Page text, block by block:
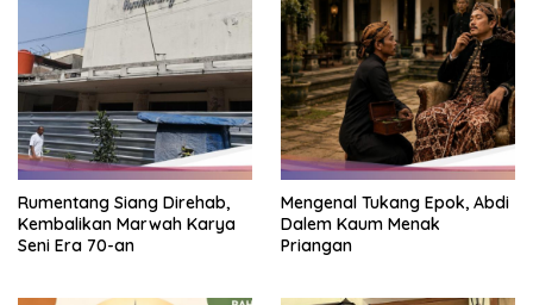
Rumentang Siang Direhab,
Kembalikan Marwah Karya
Seni Era 70-an
Mengenal Tukang Epok, Abdi
Dalem Kaum Menak
Priangan